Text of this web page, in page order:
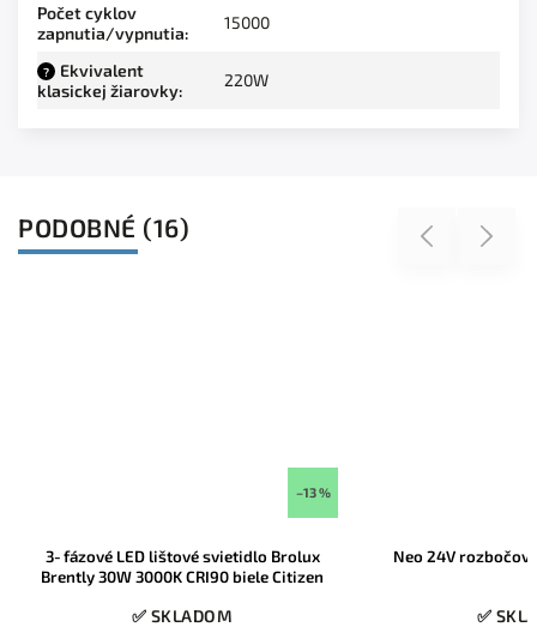
Počet cyklov
zapnutia/vypnutia:
15000
?
Ekvivalent
klasickej žiarovky:
220W
PODOBNÉ (16) Previous
–13 %
3‑fázové LED lištové svietidlo Brolux
Brently 30W 3000K CRI90 biele Citizen
✅ SKLADOM
Neo 24V
✅
Next